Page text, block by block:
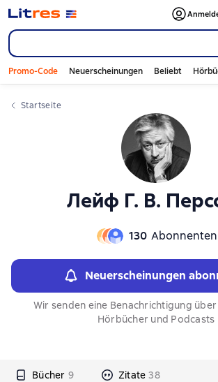
Promo-Code Neuerscheinungen Beliebt
Startseite
Лейф Г. В.
130 Abonnenten
Neuerscheinungen
Wir senden eine Benachrichtigung über
Hörbücher und Podcasts
Bücher 9 Zitate 38
Слайдер с книгами
Слайдер с книгами